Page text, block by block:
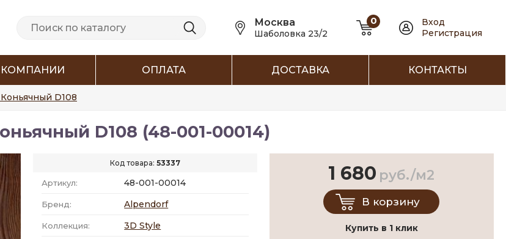
Москва
Шаболовка 23/2
0
Вход
Регистрация
ОПЛАТА ДОСТАВКА КОНТАКТЫ
D108
D108 (48-001-00014)
Код товара: 53337
Артикул: 48-001-00014
Бренд: Alpendorf
Коллекция: 3D Style
1 680 руб./м2
В корзину
Купить в 1 клик